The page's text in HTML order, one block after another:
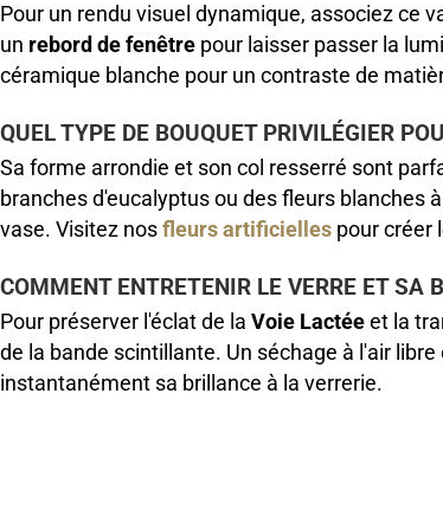
Pour un rendu visuel dynamique, associez ce
un rebord de fenêtre pour laisser passer la
céramique blanche pour un contraste de
QUEL TYPE DE BOUQUET PRIVILÉGIER
Sa forme arrondie et son col resserré sont
branches d'eucalyptus ou des fleurs blanches
vase. Visitez nosfleurs artificielles pour créer
COMMENT ENTRETENIR LE VERRE ET SA
Pour préserver l'éclat de la Voie Lactéeet la
de la bande scintillante. Un séchage à l'air
instantanément sa brillance à la verrerie.